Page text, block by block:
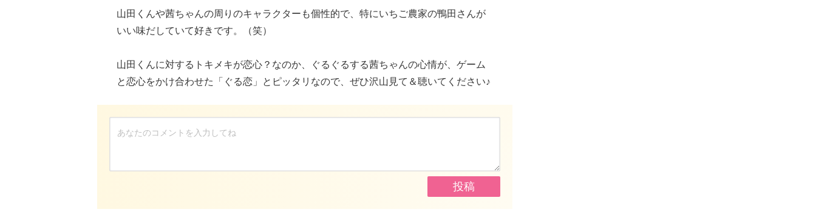
山田くんや茜ちゃんの周りのキャラクターも個性的で、特にいちご農家の鴨田さんが
いい味だしていて好きです。（笑）
山田くんに対するトキメキが恋心？なのか、ぐるぐるする茜ちゃんの心情が、ゲーム
と恋心をかけ合わせた「ぐる恋」とピッタリなので、ぜひ沢山見て＆聴いてください♪